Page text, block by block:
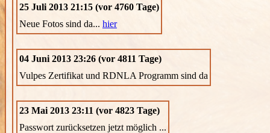
25 Juli 2013 21:15 (vor 4760 Tage)
Neue Fotos sind da... hier
04 Juni 2013 23:26 (vor 4811 Tage)
Vulpes Zertifikat und RDNLA Programm sind da
23 Mai 2013 23:11 (vor 4823 Tage)
Passwort zurücksetzen jetzt möglich ...